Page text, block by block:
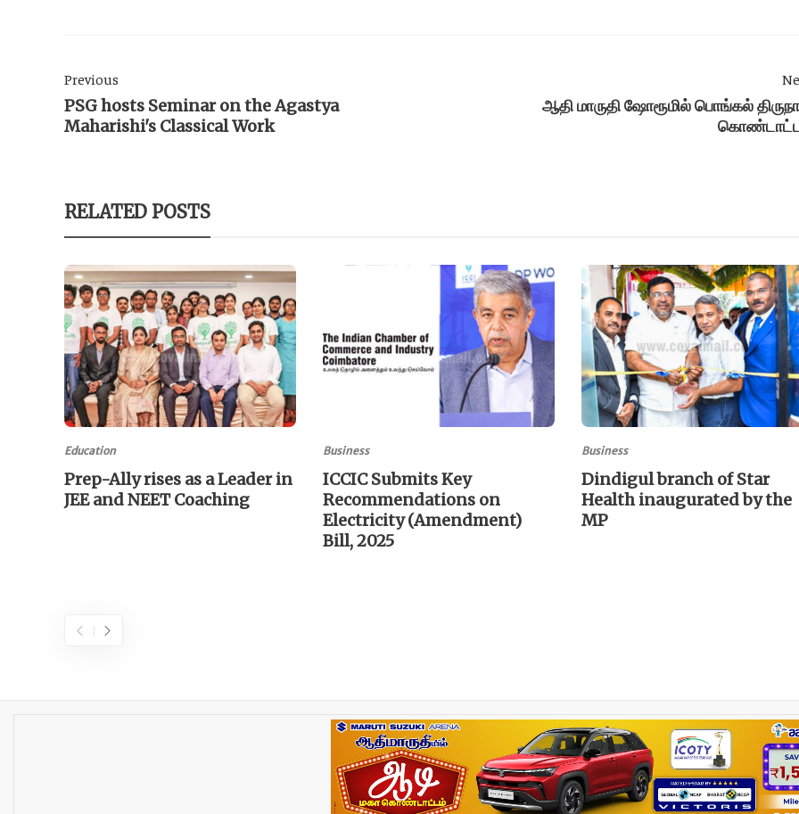
Previous
PSG hosts Seminar on the Agastya
Maharishi's Classical Work
ஆதி மாருதி ஷோரூமில் பொங்கல்
RELATED POSTS
Education
Prep-Ally rises as a Leader in
JEE and NEET Coaching
Business
ICCIC Submits Key
Recommendations on
Electricity (Amendment)
Bill, 2025
Business
Dindigul branch of Star
Health inaugurated by the
MP